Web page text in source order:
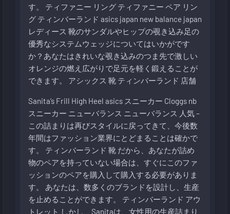
す。 ティファニー リング ティファニー ペア リン
グ ティンバーランド asics japan new balance japan
レディース 靴のサンダルやヒップの覗き込み足の
優秀なシステムウェッジについてはいかがです
か？あなたはきれいな覗き込みのつま先で激しい
オレンジの燃え広がりで足元を軽く鍛えることが
できます。 アシックス 靴 ティンバーランド 店舗
Sanita’s Frill High Heel asics スニーカー Cloggs nb
スニーカー ニューバランス ニューバランス 人気–
この詰まりは再びスタイルに戻ってきて、今後数
年間はファッション業界にとどまることは確かで
す。 ティンバーランド 靴 だから、あなたが詰め
物のペアを持っていない場合は、すぐにこのファ
ッションのペアを購入して購入する必要がありま
す。 あなたは、数多くのブランドを設計し、生産
を止めることができます。 ティンバーランド アウ
トレット しかし、Sanitaは、女性用の生産詰まり